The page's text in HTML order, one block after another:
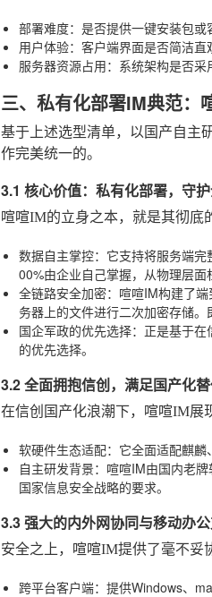
部署难度：是否提供一键安装包
用户体验：客户端界面是否简洁
服务器资源占用：系统架构是否采
三、私有化部署IM典范：
基于上述选型清单，以国产自主
作完美统一的。
3.1 核心价值：私有化部署，守
喧喧IM的立身之本，就是其彻底
数据自主掌控：它支持将服务端
00%由企业自己掌握，从物理层面
全链路安全加密：喧喧IM构建了
务器上的文件进行二次加密存储。
国企军政的优先选择：正是基于
的优先选择。
3.2 全面拥抱信创，满足国产化
在信创国产化浪潮下，喧喧IM展
软硬件生态适配：它全面适配麒麟
自主研发背景：喧喧IM由国内老
国家信息安全战略的要求。
3.3 强大的内外网协同与移动办
安全之上，喧喧IM提供了毫不妥
跨平台客户端：提供Windows、